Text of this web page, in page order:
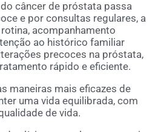
câncer de próstata passa
e por consultas regulares, a
acompanhamento
ao histórico familiar
precoces na próstata,
rápido e eficiente.
maneiras mais eficazes de
uma vida equilibrada, com
de vida.